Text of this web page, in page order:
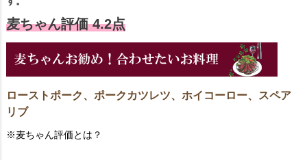
麦ちゃん評価 4.2点
ローストポーク、ポークカツレツ、ホイコーロー、スペア
リブ
※麦ちゃん評価とは？